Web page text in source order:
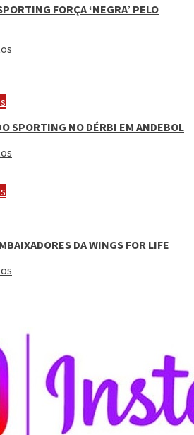
FORÇA ‘NEGRA’ PELO
SPORTING NO DÉRBI EM ANDEBOL
DA WINGS FOR LIFE